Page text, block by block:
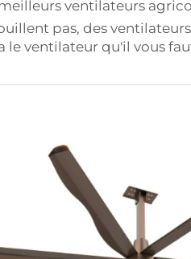
ventilateurs
pas, des
le ventilateur qu'il vous